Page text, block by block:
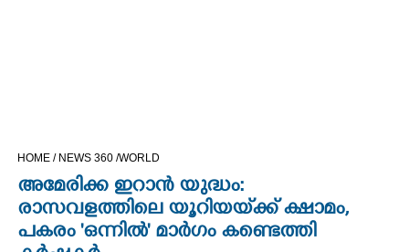
CINEMA
OPINION
HOME / NEWS 360 /WORLD
അമേരിക്ക ഇറാൻ യുദ്ധം:
രാസവളത്തിലെ യൂറിയയ്‌ക്ക് ക്ഷാമം,
പകരം 'ഒന്നിൽ' മാർഗം കണ്ടെത്തി